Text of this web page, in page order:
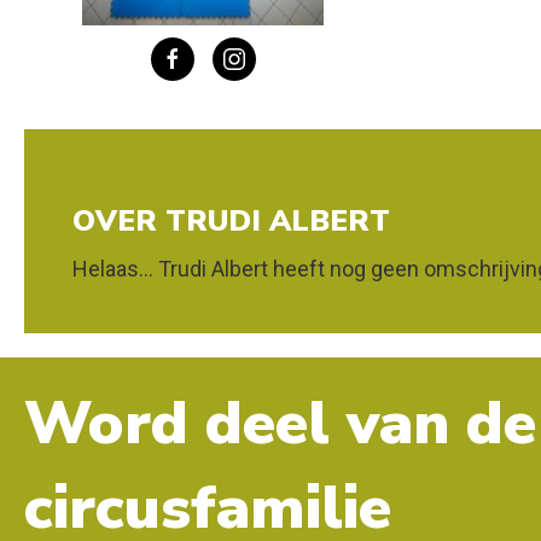
OVER TRUDI ALBERT
Helaas... Trudi Albert heeft nog geen
Word deel van de
circusfamilie